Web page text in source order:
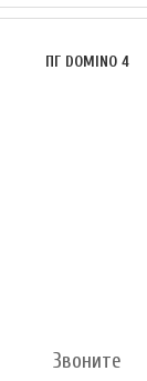
ПГ DOMINO 4
Звоните